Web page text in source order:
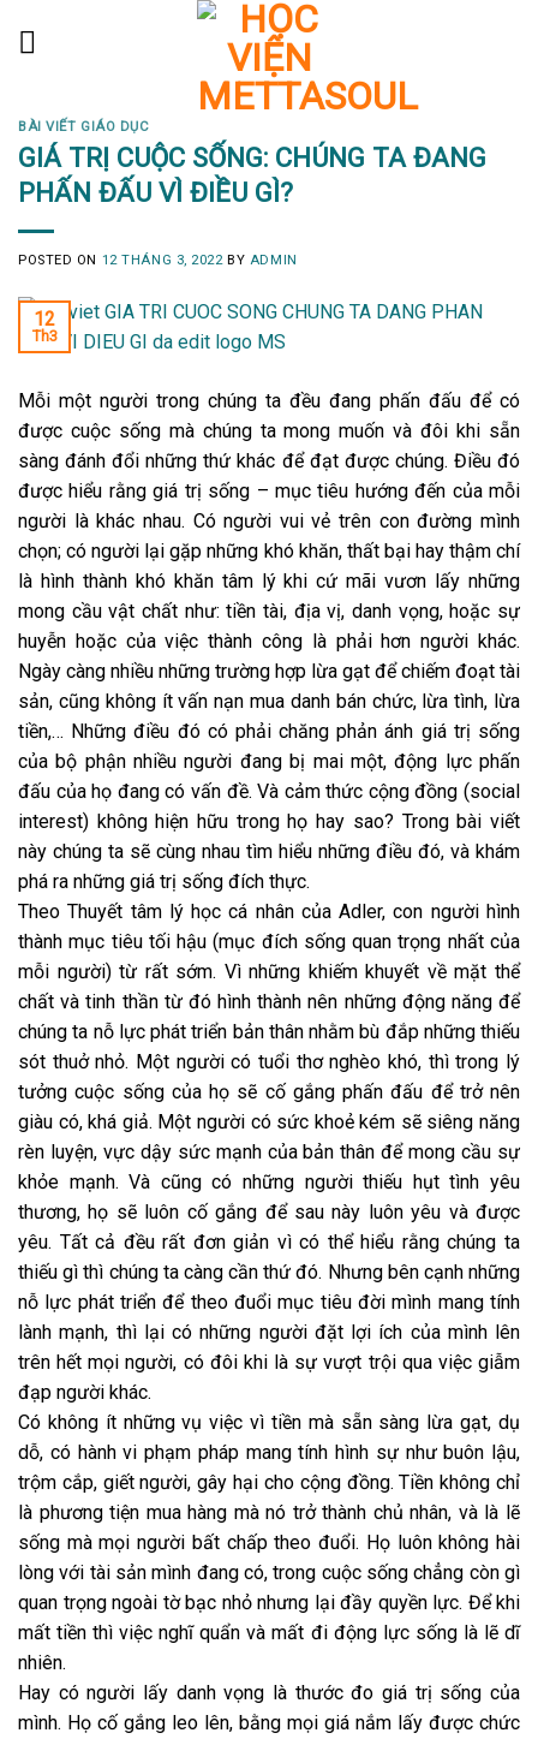
BÀI VIẾT GIÁO DỤC
GIÁ TRỊ CUỘC SỐNG: CHÚNG TA ĐANG
PHẤN ĐẤU VÌ ĐIỀU GÌ?
POSTED ON 12 THÁNG 3, 2022 BY ADMIN
12
Th3
Mỗi một người trong chúng ta đều đang phấn đấu để có
được cuộc sống mà chúng ta mong muốn và đôi khi sẵn
sàng đánh đổi những thứ khác để đạt được chúng. Điều đó
được hiểu rằng giá trị sống – mục tiêu hướng đến của mỗi
người là khác nhau. Có người vui vẻ trên con đường mình
chọn; có người lại gặp những khó khăn, thất bại hay thậm chí
là hình thành khó khăn tâm lý khi cứ mãi vươn lấy những
mong cầu vật chất như: tiền tài, địa vị, danh vọng, hoặc sự
huyễn hoặc của việc thành công là phải hơn người khác.
Ngày càng nhiều những trường hợp lừa gạt để chiếm đoạt tài
sản, cũng không ít vấn nạn mua danh bán chức, lừa tình, lừa
tiền,… Những điều đó có phải chăng phản ánh giá trị sống
của bộ phận nhiều người đang bị mai một, động lực phấn
đấu của họ đang có vấn đề. Và cảm thức cộng đồng (social
interest) không hiện hữu trong họ hay sao? Trong bài viết
này chúng ta sẽ cùng nhau tìm hiểu những điều đó, và khám
phá ra những giá trị sống đích thực.
Theo Thuyết tâm lý học cá nhân của Adler, con người hình
thành mục tiêu tối hậu (mục đích sống quan trọng nhất của
mỗi người) từ rất sớm. Vì những khiếm khuyết về mặt thể
chất và tinh thần từ đó hình thành nên những động năng để
chúng ta nỗ lực phát triển bản thân nhằm bù đắp những thiếu
sót thuở nhỏ. Một người có tuổi thơ nghèo khó, thì trong lý
tưởng cuộc sống của họ sẽ cố gắng phấn đấu để trở nên
giàu có, khá giả. Một người có sức khoẻ kém sẽ siêng năng
rèn luyện, vực dậy sức mạnh của bản thân để mong cầu sự
khỏe mạnh. Và cũng có những người thiếu hụt tình yêu
thương, họ sẽ luôn cố gắng để sau này luôn yêu và được
yêu. Tất cả đều rất đơn giản vì có thể hiểu rằng chúng ta
thiếu gì thì chúng ta càng cần thứ đó. Nhưng bên cạnh những
nỗ lực phát triển để theo đuổi mục tiêu đời mình mang tính
lành mạnh, thì lại có những người đặt lợi ích của mình lên
trên hết mọi người, có đôi khi là sự vượt trội qua việc giẫm
đạp người khác.
Có không ít những vụ việc vì tiền mà sẵn sàng lừa gạt, dụ
dỗ, có hành vi phạm pháp mang tính hình sự như buôn lậu,
trộm cắp, giết người, gây hại cho cộng đồng. Tiền không chỉ
là phương tiện mua hàng mà nó trở thành chủ nhân, và là lẽ
sống mà mọi người bất chấp theo đuổi. Họ luôn không hài
lòng với tài sản mình đang có, trong cuộc sống chẳng còn gì
quan trọng ngoài tờ bạc nhỏ nhưng lại đầy quyền lực. Để khi
mất tiền thì việc nghĩ quẩn và mất đi động lực sống là lẽ dĩ
nhiên.
Hay có người lấy danh vọng là thước đo giá trị sống của
mình. Họ cố gắng leo lên, bằng mọi giá nắm lấy được chức